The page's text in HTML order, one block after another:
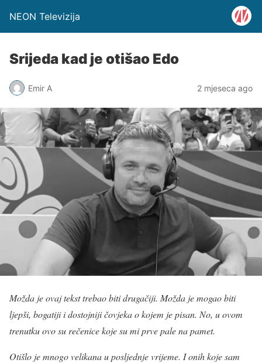
NEON Televizija
Srijeda kad je otišao Edo
Emir A 2 mjeseca ago
Možda je ovaj tekst trebao biti drugačiji. Možda je mogao biti
ljepši, bogatiji i dostojniji čovjeka o kojem je pisan. No, u ovom
trenutku ovo su rečenice koje su mi prve pale na pamet.
Otišlo je mnogo velikana u posljednje vrijeme. I onih koje sam